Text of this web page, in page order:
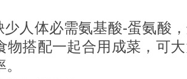
少人体必需氨基酸-蛋氨酸
物搭配一起合用成菜，可